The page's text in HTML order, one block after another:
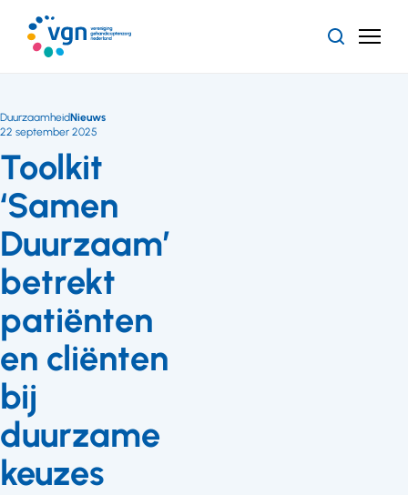
naar
hoofdinhoud
ZoekenMenu
Toolkit
‘Samen
Duurzaam’
betrekt
patiënten
en cliënten
bij
duurzame
keuzes
DuurzaamheidNieuws
22 september 2025